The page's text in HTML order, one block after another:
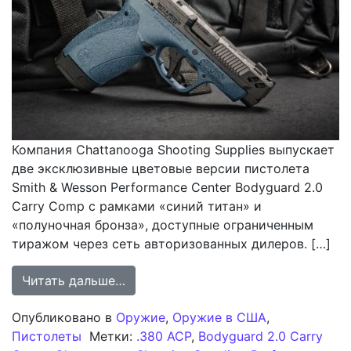
Компания Chattanooga Shooting Supplies выпускает
две эксклюзивные цветовые версии пистолета
Smith & Wesson Performance Center Bodyguard 2.0
Carry Comp с рамками «синий титан» и
«полуночная бронза», доступные ограниченным
тиражом через сеть авторизованных дилеров. […]
Читать дальше…
Опубликовано в Оружие, Оружие в США,
Пистолеты Метки: .380 ACP, Bodyguard 2.0 Carry